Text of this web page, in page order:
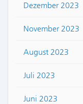
Dezember 2023
November 2023
August 2023
Juli 2023
Juni 2023